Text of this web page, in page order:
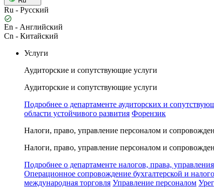
Ru - Русский
En - Английский
Cn - Китайский
Услуги
Аудиторские и сопутствующие услуги
Аудиторские и сопутствующие услуги
Подробнее о департаменте аудиторских и
области устойчивого развития Форензик
Налоги, право, управление персоналом и
Налоги, право, управление персоналом и
Подробнее о департаменте налогов, права,
Операционное сопровождение бухгалтерской и
международная торговля Управление персоналом